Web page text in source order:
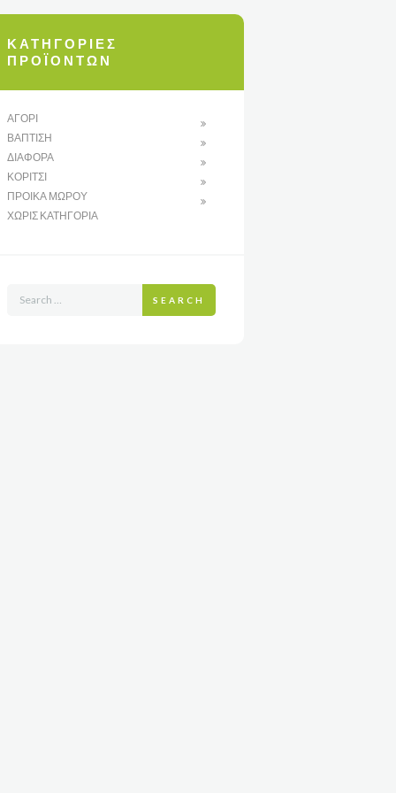
ΚΑΤΗΓΟΡΊΕΣ
ΠΡΟΪΌΝΤΩΝ
ΑΓΌΡΙ
ΒΆΠΤΙΣΗ
ΔΙΆΦΟΡΑ
ΚΟΡΊΤΣΙ
ΠΡΟΊΚΑ ΜΩΡΟΎ
ΧΩΡΊΣ ΚΑΤΗΓΟΡΊΑ
SEARCH